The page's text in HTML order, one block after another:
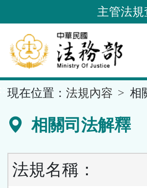
到
要
內
容
區
主管法
現在位置： 法規內容 相
相關司法解釋
法規名稱：